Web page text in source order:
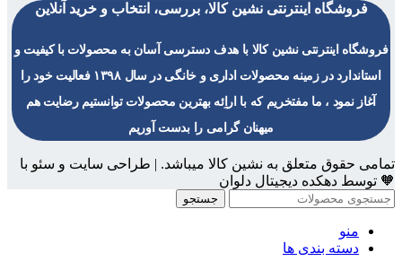
فروشگاه اینترنتی نشین کالا، بررسی، انتخاب و خرید آنلاین
فروشگاه اینترنتی نشین کالا با هدف دسترسی آسان به محصولات با کیفیت و
استاندارد در زمینه محصولات اداری و خانگی در سال ۱۳۹۸ فعالیت خود را
آغاز نمود ، ما مفتخریم که با اراِئه بهترین محصولات توانستیم رضایت هم
میهنان گرامی را بدست آوریم
تمامی حقوق متعلق به نشین کالا میباشد. | طراحی سایت و سئو با
🧡 توسط دهکده دیجیتال دلوان
جستجو
منو
دسته بندی ها